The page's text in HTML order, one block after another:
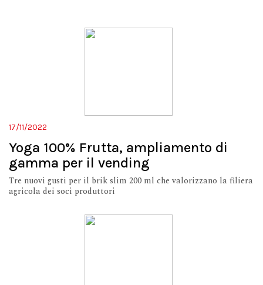
17/11/2022
Yoga 100% Frutta, ampliamento di
gamma per il vending
Tre nuovi gusti per il brik slim 200 ml che valorizzano la filiera
agricola dei soci produttori